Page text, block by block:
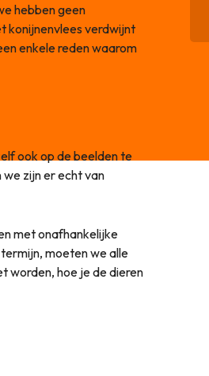
hebben geen
konijnenvlees verdwijnt
enkele reden waarom
ook op de beelden te
zijn er echt van
met onafhankelijke
moeten we alle
worden, hoe je de dieren